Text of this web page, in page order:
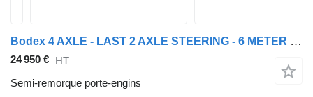
Bodex 4 AXLE - LAST 2 AXLE STEERING - 6 METER EXTENDABLE
24 950 € HT
Semi-remorque porte-engins